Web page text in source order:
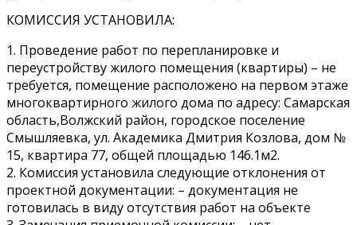
КОМИССИЯ УСТАНОВИЛА:
1. Проведение работ по перепланировке и
переустройству жилого помещения (квартиры) – не
требуется, помещение расположено на первом этаже
многоквартирного жилого дома по адресу: Самарская
область,Волжский район, городское поселение
Смышляевка, ул. Академика Дмитрия Козлова, дом №
15, квартира 77, общей площадью 146.1м2.
2. Комиссия установила следующие отклонения от
проектной документации: – документация не
готовилась в виду отсутствия работ на объекте